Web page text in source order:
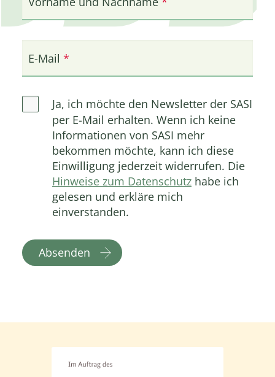
E-Mail
Ja, ich möchte den Newsletter der SASI
per E-Mail erhalten. Wenn ich keine
Informationen von SASI mehr
bekommen möchte, kann ich diese
Einwilligung jederzeit widerrufen. Die
Hinweise zum Datenschutz habe ich
gelesen und erkläre mich
einverstanden.
Absenden